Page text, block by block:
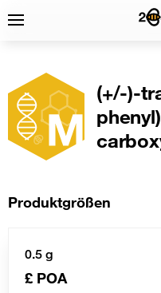
toMenu
Home
(+/-)-
Produktgrößen
0.5 g
£ POA